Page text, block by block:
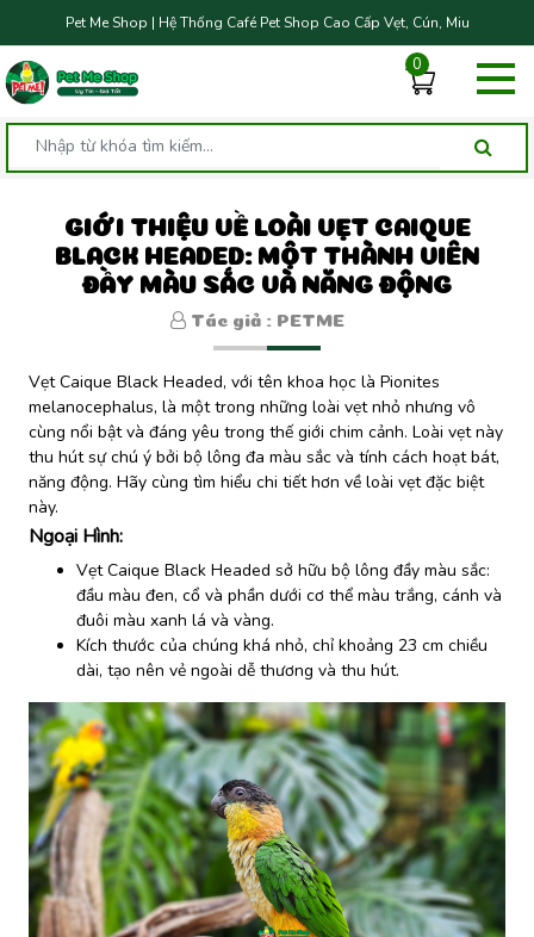
Pet Me Shop | Hệ Thống Café Pet Shop Cao Cấp Vẹt, Cún, Miu
0
GIỚI THIỆU VỀ LOÀI VẸT CAIQUE
BLACK HEADED: MỘT THÀNH VIÊN
ĐẦY MÀU SẮC VÀ NĂNG ĐỘNG
Tác giả : PETME
Vẹt Caique Black Headed, với tên khoa học là Pionites
melanocephalus, là một trong những loài vẹt nhỏ nhưng vô
cùng nổi bật và đáng yêu trong thế giới chim cảnh. Loài vẹt này
thu hút sự chú ý bởi bộ lông đa màu sắc và tính cách hoạt bát,
năng động. Hãy cùng tìm hiểu chi tiết hơn về loài vẹt đặc biệt
này.
Ngoại Hình:
Vẹt Caique Black Headed sở hữu bộ lông đầy màu sắc:
đầu màu đen, cổ và phần dưới cơ thể màu trắng, cánh và
đuôi màu xanh lá và vàng.
Kích thước của chúng khá nhỏ, chỉ khoảng 23 cm chiều
dài, tạo nên vẻ ngoài dễ thương và thu hút.